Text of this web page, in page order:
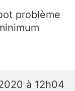
problème
à 12h04